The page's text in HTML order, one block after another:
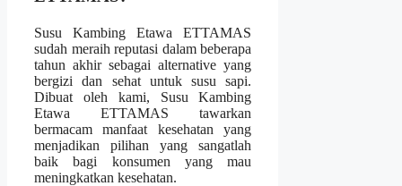
Susu Kambing Etawa ETTAMAS
sudah meraih reputasi dalam beberapa
tahun akhir sebagai alternative yang
bergizi dan sehat untuk susu sapi.
Dibuat oleh kami, Susu Kambing
Etawa ETTAMAS tawarkan
bermacam manfaat kesehatan yang
menjadikan pilihan yang sangatlah
baik bagi konsumen yang mau
meningkatkan kesehatan.